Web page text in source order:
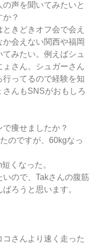
の声を聞いてみたいと
か？
ときどきオフ会で会え
か会えない関西や福岡
みたい。例えばシュ
ょさん。シュガーさん
行ってるので経験を知
さんもSNSがおもしろ
で痩せましたか？
のですが、60kgなっ
くなった。
ので、Takさんの腹筋
ろうと思います。
コさんより速く走った